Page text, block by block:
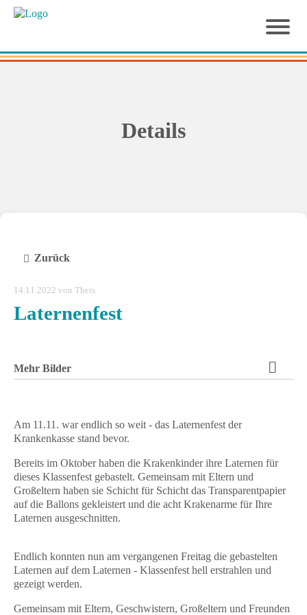
Details
Zurück
14.11.2022 von Theis
Laternenfest
Mehr Bilder
Am 11.11. war endlich so weit - das Laternenfest der
Krankenkasse stand bevor.
Bereits im Oktober haben die Krakenkinder ihre Laternen für
dieses Klassenfest gebastelt. Gemeinsam mit Eltern und
Großeltern haben sie Schicht für Schicht das Transparentpapier
auf die Ballons gekleistert und die acht Krakenarme für Ihre
Laternen ausgeschnitten.
Endlich konnten nun am vergangenen Freitag die gebastelten
Laternen auf dem Laternen - Klassenfest hell erstrahlen und
gezeigt werden.
Gemeinsam mit Eltern, Geschwistern, Großeltern und Freunden